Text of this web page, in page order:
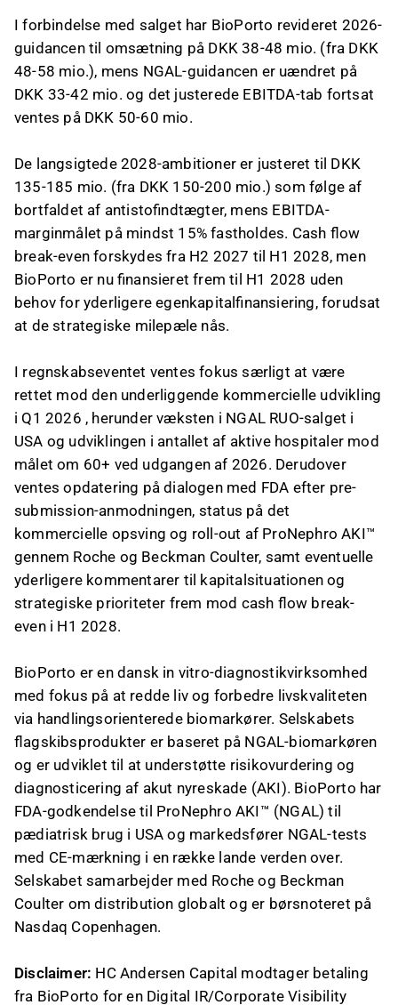
I forbindelse med salget har BioPorto revideret 2026-
guidancen til omsætning på DKK 38-48 mio. (fra DKK
48-58 mio.), mens NGAL-guidancen er uændret på
DKK 33-42 mio. og det justerede EBITDA-tab fortsat
ventes på DKK 50-60 mio.
De langsigtede 2028-ambitioner er justeret til DKK
135-185 mio. (fra DKK 150-200 mio.) som følge af
bortfaldet af antistofindtægter, mens EBITDA-
marginmålet på mindst 15% fastholdes. Cash flow
break-even forskydes fra H2 2027 til H1 2028, men
BioPorto er nu finansieret frem til H1 2028 uden
behov for yderligere egenkapitalfinansiering, forudsat
at de strategiske milepæle nås.
I regnskabseventet ventes fokus særligt at være
rettet mod den underliggende kommercielle udvikling
i Q1 2026 , herunder væksten i NGAL RUO-salget i
USA og udviklingen i antallet af aktive hospitaler mod
målet om 60+ ved udgangen af 2026. Derudover
ventes opdatering på dialogen med FDA efter pre-
submission-anmodningen, status på det
kommercielle opsving og roll-out af ProNephro AKI™
gennem Roche og Beckman Coulter, samt eventuelle
yderligere kommentarer til kapitalsituationen og
strategiske prioriteter frem mod cash flow break-
even i H1 2028.
BioPorto er en dansk in vitro-diagnostikvirksomhed
med fokus på at redde liv og forbedre livskvaliteten
via handlingsorienterede biomarkører. Selskabets
flagskibsprodukter er baseret på NGAL-biomarkøren
og er udviklet til at understøtte risikovurdering og
diagnosticering af akut nyreskade (AKI). BioPorto har
FDA-godkendelse til ProNephro AKI™ (NGAL) til
pædiatrisk brug i USA og markedsfører NGAL-tests
med CE-mærkning i en række lande verden over.
Selskabet samarbejder med Roche og Beckman
Coulter om distribution globalt og er børsnoteret på
Nasdaq Copenhagen.
Disclaimer: HC Andersen Capital modtager betaling
fra BioPorto for en Digital IR/Corporate Visibility